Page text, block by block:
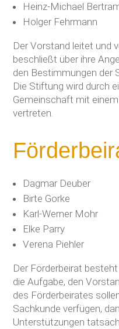
Heinz-Michael
Holger Fehrmann
Der Vorstand leitet und
beschließt über ihre
den Bestimmungen der
Die Stiftung wird durch
Gemeinschaft mit
vertreten.
Dagmar Deuber
Birte Gorke
Karl-Werner Mohr
Elke Parry
Verena Piehler
Der Förderbeirat
die Aufgabe, den
des Förderbeirates
Sachkunde verfügen,
Unterstützungen